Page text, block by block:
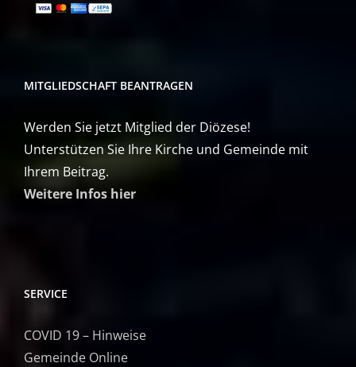
MITGLIEDSCHAFT BEANTRAGEN
Werden Sie jetzt Mitglied der Diözese!
Unterstützen Sie Ihre Kirche und Gemeinde mit
Ihrem Beitrag.
Weitere Infos hier
SERVICE
COVID 19 – Hinweise
Gemeinde Online